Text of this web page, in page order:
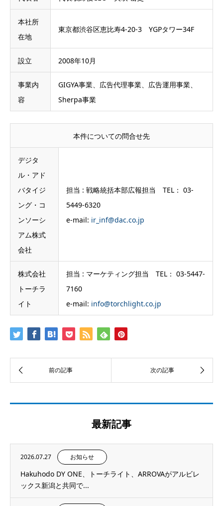
本社所
在地
東京都渋谷区恵比寿4-20-3 YGPタワー34F
設立 2008年10月
事業内
容
GIGYA事業、広告代理事業、広告運用事業、
Sherpa事業
本件についての問合せ先
デジタ
ル・アド
バタイジ
ング・コ
ンソーシ
アム株式
会社
担当 : 戦略統括本部広報担当 TEL： 03-
5449-6320
e-mail: ir_inf@dac.co.jp
株式会社
トーチラ
イト
担当 : マーケティング担当 TEL： 03-5447-
7160
e-mail: info@torchlight.co.jp
最新記事
2026.07.27 お知らせ
Hakuhodo DY ONE、トーチライト、ARROVAがアルビレ
ックス新潟と共同で...